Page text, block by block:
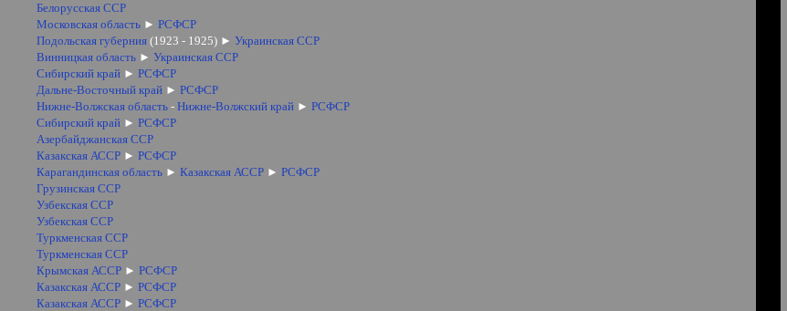
Белорусская ССР
Московская область ► РСФСР
Подольская губерния (1923 - 1925) ► Украинская ССР
Винницкая область ► Украинская ССР
Сибирский край ► РСФСР
Дальне-Восточный край ► РСФСР
Нижне-Волжская область -Нижне-Волжский край ► РСФСР
Сибирский край ► РСФСР
Азербайджанская ССР
Казакская АССР ► РСФСР
Карагандинская область ► Казакская АССР ► РСФСР
Грузинская ССР
Узбекская ССР
Узбекская ССР
Туркменская ССР
Туркменская ССР
Крымская АССР ► РСФСР
Казакская АССР ► РСФСР
Казакская АССР ► РСФСР